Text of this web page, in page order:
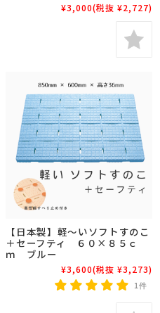
¥3,000(税抜 ¥2,727)
【日本製】軽～いソフトすのこ
＋セーフティ ６０×８５ｃ
ｍ ブルー
¥3,600(税抜 ¥3,273)
1件